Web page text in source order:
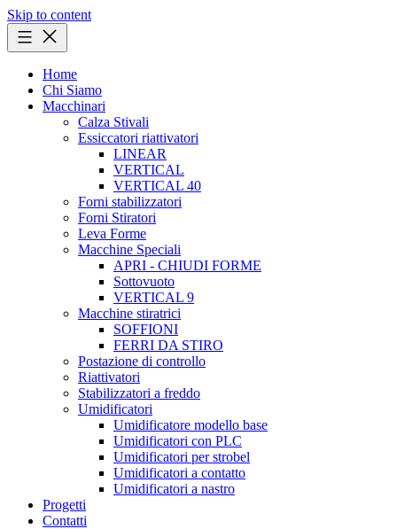
Skip to content
Home
Chi Siamo
Macchinari
Calza Stivali
Essiccatori riattivatori
LINEAR
VERTICAL
VERTICAL 40
Forni stabilizzatori
Forni Stiratori
Leva Forme
Macchine Speciali
APRI - CHIUDI FORME
Sottovuoto
VERTICAL 9
Macchine stiratrici
SOFFIONI
FERRI DA STIRO
Postazione di controllo
Riattivatori
Stabilizzatori a freddo
Umidificatori
Umidificatore modello base
Umidificatori con PLC
Umidificatori per strobel
Umidificatori a contatto
Umidificatori a nastro
Progetti
Contatti